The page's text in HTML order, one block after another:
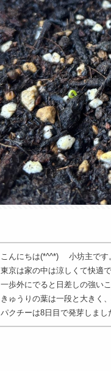
こんにちは(*^^*) 小坊主です
東京は家の中は涼しくて快適で
一歩外にでると日差しの強い
きゅうりの葉は一段と大きく
パクチーは8日目で発芽しまし